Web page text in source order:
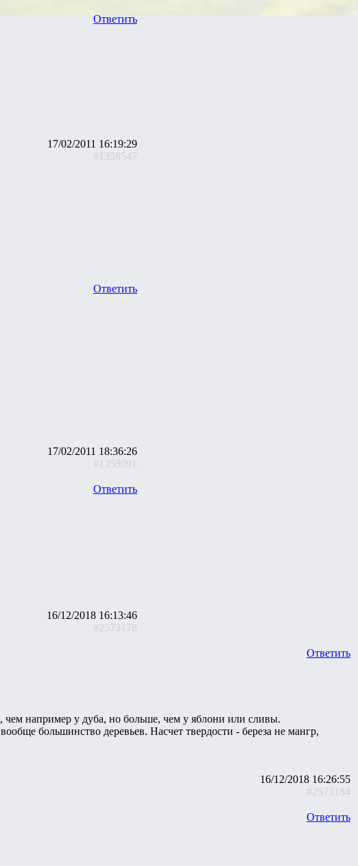
Ответить
17/02/2011 16:19:29
#1358547
Ответить
17/02/2011 18:36:26
#1358091
Ответить
16/12/2018 16:13:46
#2573178
Ответить
чем например у дуба, но больше, чем у яблони или сливы.
большинство деревьев. Насчет твердости - береза не мангр,
16/12/2018 16:26:55
#2573184
Ответить